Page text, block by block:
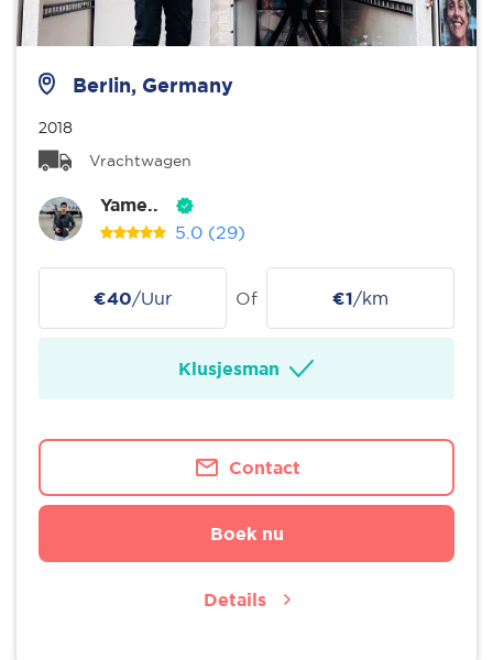
Berlin, Germany
2018
Vrachtwagen
Yame..
5.0 (29)
€40/Uur Of €1/km
Klusjesman
Contact
Boek nu
Details